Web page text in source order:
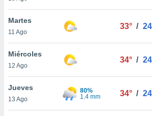
Martes
11 Ago
33° /
Miércoles
12 Ago
34° /
Jueves
13 Ago
80%
1.4 mm
34° /